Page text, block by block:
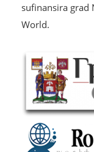
sufinansira grad
World.